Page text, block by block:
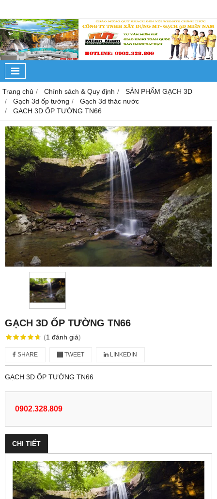
Trang chủ Chính sách & Quy định
SẢN PHẨM GẠCH 3D
Gạch 3d ốp tường
Gạch 3d thác nước
GẠCH 3D ỐP TƯỜNG TN66
GẠCH 3D ỐP TƯỜNG TN66
(1 đánh giá)
SHARE TWEET LINKEDIN
GẠCH 3D ỐP TƯỜNG TN66
0902.328.809
CHI TIẾT